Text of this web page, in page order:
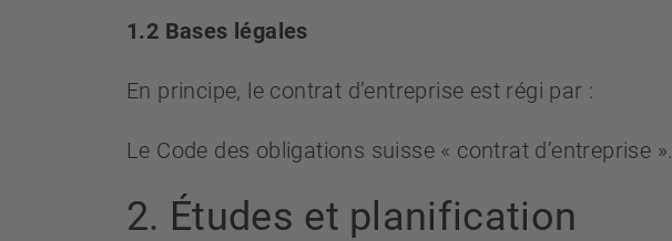
1.2 Bases légales
En principe, le contrat d’entreprise est régi par :
Le Code des obligations suisse « contrat d’entreprise ».
2. Études et planification